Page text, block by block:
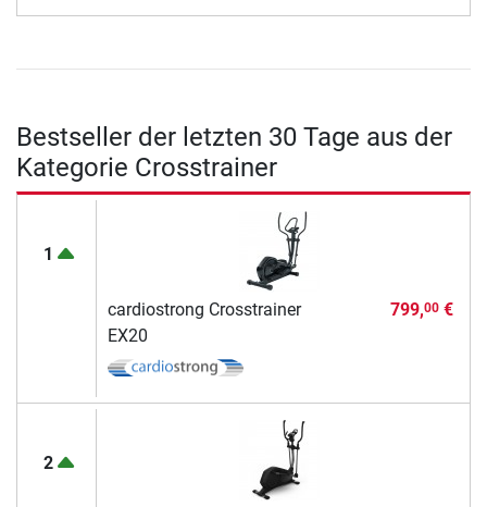
Bestseller der letzten 30 Tage aus der
Kategorie Crosstrainer
1
cardiostrong Crosstrainer
EX20
799,00€
2